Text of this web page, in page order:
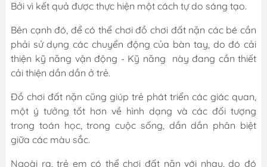
Bởi vì kết quả được thực hiện một cách tự do sáng tạo.
Bên cạnh đó, để có thể chơi đồ chơi đất nặn các bé cần
phải sử dụng các chuyển động của bàn tay, do đó cải
thiện kỹ năng vận động - Kỹ năng này đang cần thiết
cải thiện dần dần ở trẻ.
Đồ chơi đất nặn cũng giúp trẻ phát triển các giác quan,
một ý tưởng tốt hơn về hình dạng và các đối tượng
trong toán học, trong cuộc sống, dần dần phân biệt
giữa các màu sắc.
Ngoài ra, trẻ em có thể chơi đất nặn với nhau, do đó